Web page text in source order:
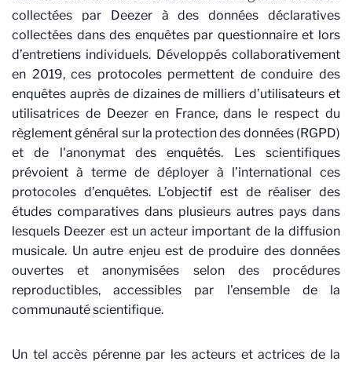
collectées par Deezer à des données déclaratives
collectées dans des enquêtes par questionnaire et lors
d’entretiens individuels. Développés collaborativement
en 2019, ces protocoles permettent de conduire des
enquêtes auprès de dizaines de milliers d’utilisateurs et
utilisatrices de Deezer en France, dans le respect du
règlement général sur la protection des données (RGPD)
et de l'anonymat des enquêtés. Les scientifiques
prévoient à terme de déployer à l’international ces
protocoles d’enquêtes. L’objectif est de réaliser des
études comparatives dans plusieurs autres pays dans
lesquels Deezer est un acteur important de la diffusion
musicale. Un autre enjeu est de produire des données
ouvertes et anonymisées selon des procédures
reproductibles, accessibles par l'ensemble de la
communauté scientifique.
Un tel accès pérenne par les acteurs et actrices de la